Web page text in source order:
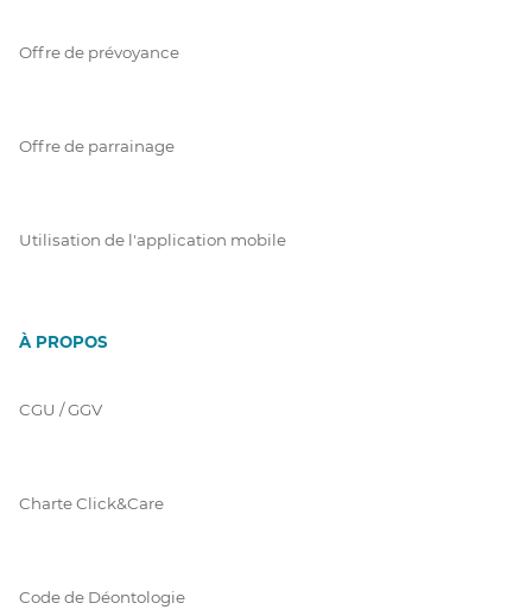
Offre de prévoyance
Offre de parrainage
Utilisation de l'application mobile
À PROPOS
CGU / GGV
Charte Click&Care
Code de Déontologie